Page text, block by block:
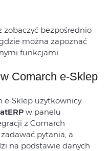
zobaczyć bezpośrednio
gdzie można zapoznać
funkcjami.
Comarch e-Sklep
e-Sklep użytkownicy
w panelu
z Comarch
pytania, a
na podstawie danych